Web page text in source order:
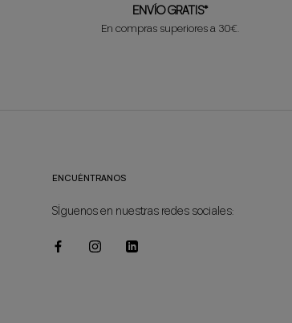
ENVÍO GRATIS*
En compras superiores a 30€.
ENCUÉNTRANOS
SÍguenos en nuestras redes sociales: